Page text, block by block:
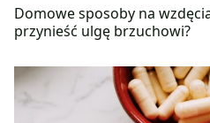
Domowe sposoby na
przynieść ulgę brzuchowi?